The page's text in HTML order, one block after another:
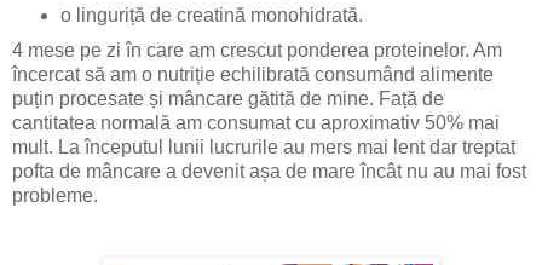
o linguriță de creatină monohidrată.
4 mese pe zi în care am crescut ponderea proteinelor. Am
încercat să am o nutriție echilibrată consumând alimente
puțin procesate și mâncare gătită de mine. Față de
cantitatea normală am consumat cu aproximativ 50% mai
mult. La începutul lunii lucrurile au mers mai lent dar treptat
pofta de mâncare a devenit așa de mare încât nu au mai fost
probleme.